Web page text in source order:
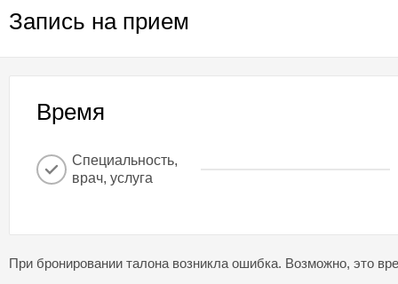
Запись на прием
Время
Специальность,
врач, услуга
При бронировании талона возникла ошибка. Возможно, это